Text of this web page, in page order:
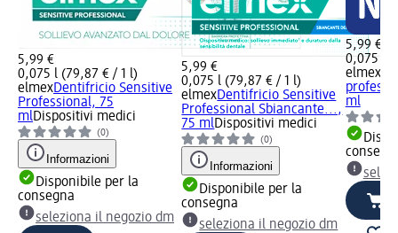
5,99 €
0,075 l (79,87 € / 1 l)
elmexDentifricio Sensitive
Professional, 75
mlDispositivi medici
(0)
Informazioni
Disponibile per la
consegna
seleziona il negozio dm
5,99 €
0,075 l (79,87 € / 1 l)
elmexDentifricio Sensitive
Professional Sbiancante...,
75 mlDispositivi medici
(0)
Informazioni
Disponibile per la
consegna
seleziona il negozio dm
5,99 €
0,075 l
elmex
ml